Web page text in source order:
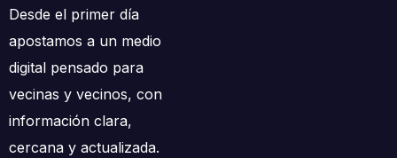
Desde el primer día
apostamos a un medio
digital pensado para
vecinas y vecinos, con
información clara,
cercana y actualizada.